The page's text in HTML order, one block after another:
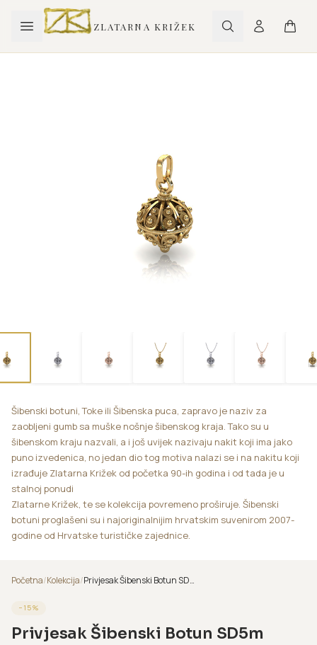
ZLATARNA KRIŽEK
Šibenski botuni, Toke ili Šibenska puca, zapravo je naziv za
zaobljeni gumb sa muške nošnje šibenskog kraja. Tako su u
šibenskom kraju nazvali, a i još uvijek nazivaju nakit koji ima jako
puno izvedenica, no jedan dio tog motiva nalazi se i na nakitu koji
izrađuje Zlatarna Križek od početka 90-ih godina i od tada je u
stalnoj ponudi
Zlatarne Križek, te se kolekcija povremeno proširuje. Šibenski
botuni proglašeni su i najoriginalnijim hrvatskim suvenirom 2007-
godine od Hrvatske turističke zajednice.
Početna/Kolekcija/ Privjesak Šibenski Botun SD5m
− 15%
Privjesak Šibenski Botun SD5m